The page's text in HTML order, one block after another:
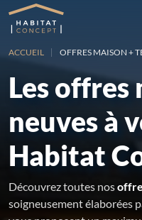
ACCUEIL OFFRES MAISON +
Les offres
neuves à
Habitat
Découvrez toutes nos
soigneusement élaborées